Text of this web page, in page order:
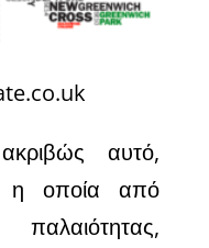
αυτό,
η οποία από